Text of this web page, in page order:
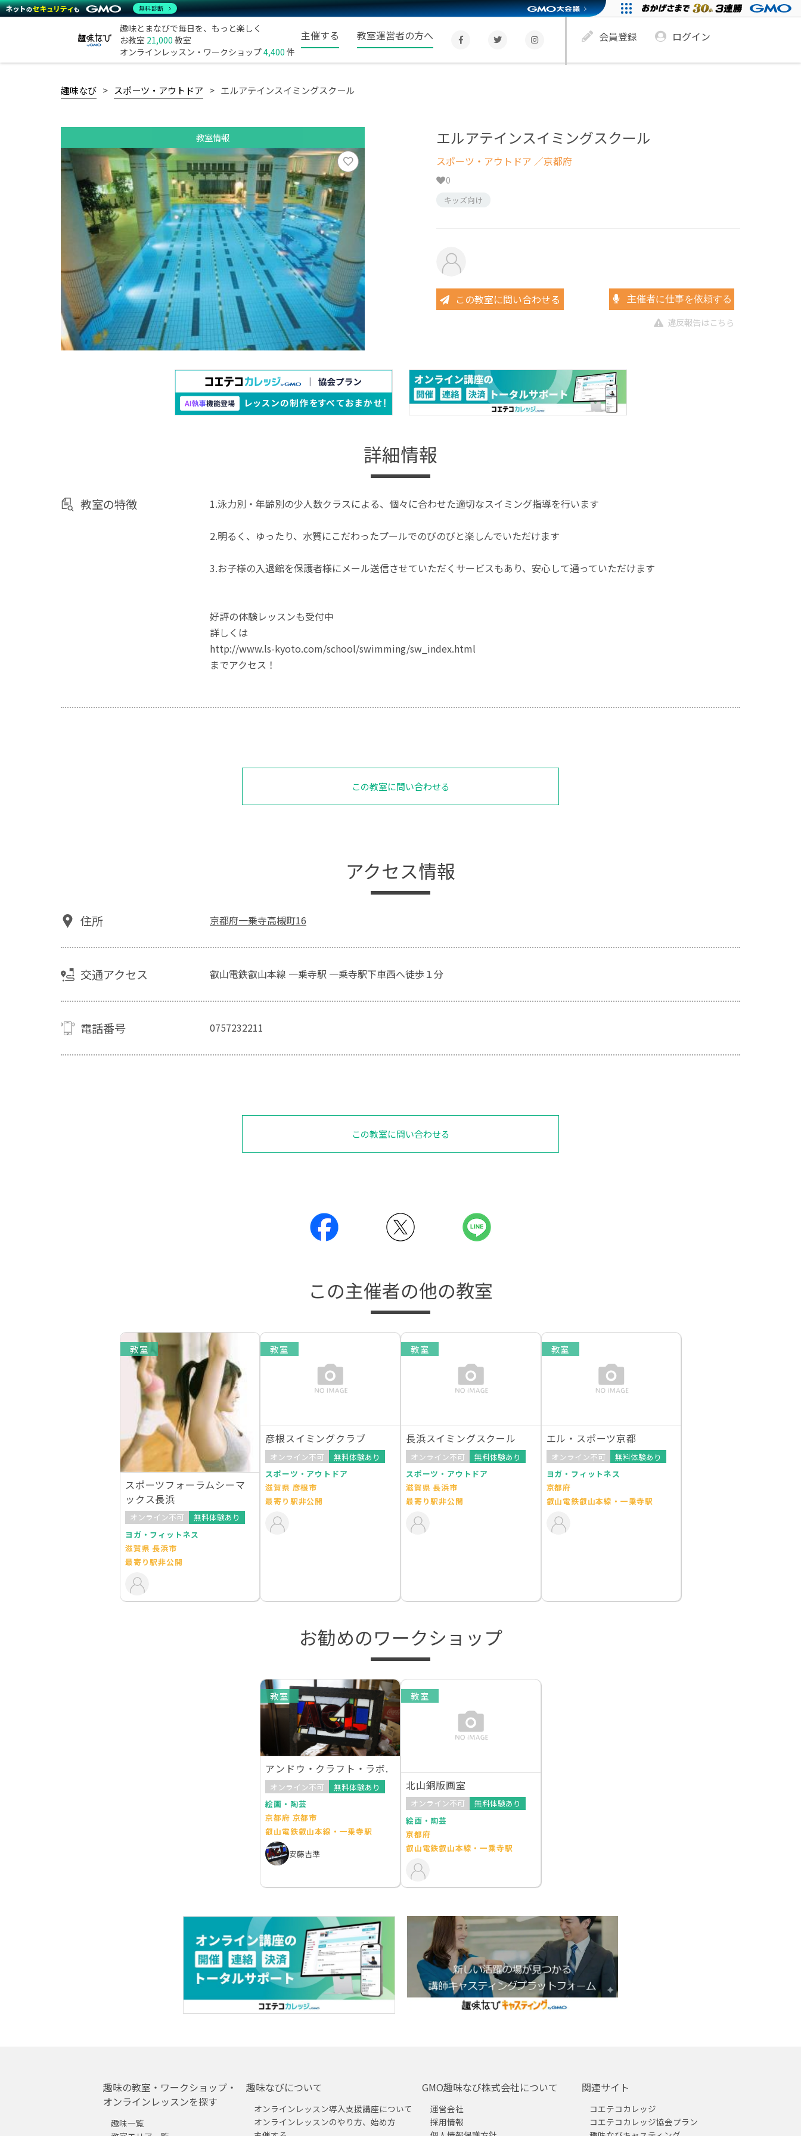
趣味とまなびで毎日を、もっと楽しく
お教室 21,000 教室
オンラインレッスン・ワークショップ4,400 件
主催する 教室運営者の方へ 会員登録 ログイン
趣味なび スポーツ・アウトドア エルアテインスイミングスクール
教室情報 エルアテインスイミングスクール
スポーツ・アウトドア ／京都府
0
キッズ向け
この教室に問い合わせる 主催者に仕事を依頼する
違反報告はこちら
詳細情報
教室の特徴 1.泳力別・年齢別の少人数クラスによる、個々に合わせた適切なスイミング指導を行います
2.明るく、ゆったり、水質にこだわったプールでのびのびと楽しんでいただけます
3.お子様の入退館を保護者様にメール送信させていただくサービスもあり、安心して通っていただけます
好評の体験レッスンも受付中
詳しくは
http://www.ls-kyoto.com/school/swimming/sw_index.html
までアクセス！
この教室に問い合わせる
アクセス情報
住所 京都府一乗寺高槻町16
交通アクセス 叡山電鉄叡山本線 一乗寺駅 一乗寺駅下車西へ徒歩１分
電話番号 0757232211
この教室に問い合わせる
この主催者の他の教室
教室
スポーツフォーラムシーマ
ックス長浜
オンライン不可
無料体験あり
ヨガ・フィットネス
滋賀県 長浜市
最寄り駅非公開
教室
彦根スイミングクラブ
オンライン不可
無料体験あり
スポーツ・アウトドア
滋賀県 彦根市
最寄り駅非公開
教室
長浜スイミングスクール
オンライン不可
無料体験あり
スポーツ・アウトドア
滋賀県 長浜市
最寄り駅非公開
教室
エル・スポーツ京都
オンライン不可
無料体験あり
ヨガ・フィットネス
京都府
叡山電鉄叡山本線・一乗寺駅
お勧めのワークショップ
教室
アンドウ・クラフト・ラボ.
オンライン不可
無料体験あり
絵画・陶芸
京都府 京都市
叡山電鉄叡山本線・一乗寺駅
安藤吉準
教室
北山銅版画室
オンライン不可
無料体験あり
絵画・陶芸
京都府
叡山電鉄叡山本線・一乗寺駅
趣味の教室・ワークショップ・
オンラインレッスンを探す
趣味一覧
趣味なびについて
オンラインレッスン導入支援講座について
オンラインレッスンのやり方、始め方
GMO趣味なび株式会社について
運営会社
採用情報
関連サイト
コエテコカレッジ
コエテコカレッジ協会プラン
無料診断